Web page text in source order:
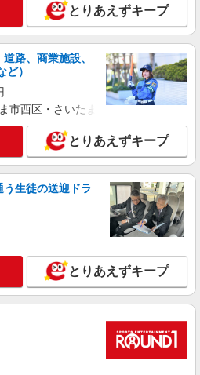
◆週3〜OK
円〜2187円 ＜日払い有/週払い有/交
(ガソリン代含む)＞
駅≫鈴蘭台
詳細を見る
＞デイサービスSTAFF＊16時退社
て世代活躍中
円〜2187円 ＜日払い有/週払い有/交
詳細を見る
★時給1400円〜！デイSTAFF♪未経
とりあえずキープ
路、商業施設、
）
市西区・さいたま市岩槻区・久喜市・
とりあえずキープ
生徒の送迎ドラ
とりあえずキープ